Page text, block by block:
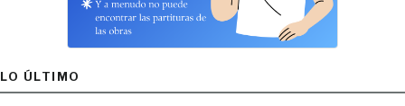
LO ÚLTIMO